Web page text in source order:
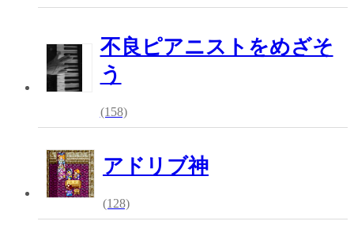
不良ピアニストをめざそ
う
(158)
アドリブ神
(128)